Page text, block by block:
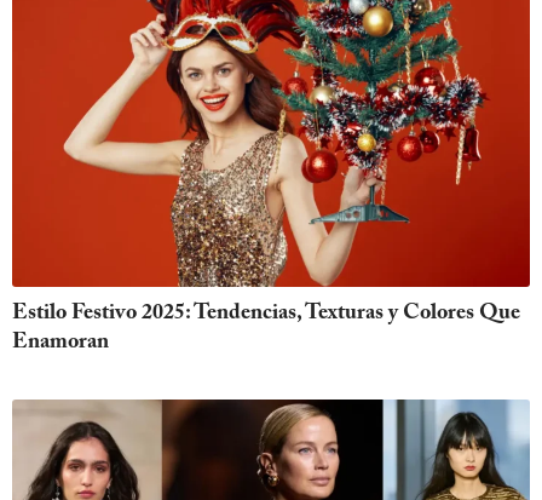
Estilo Festivo 2025: Tendencias, Texturas y Colores Que
Enamoran